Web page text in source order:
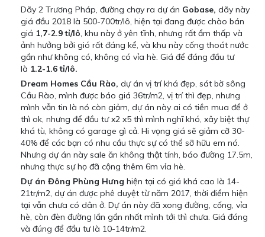
Dãy 2 Trương Pháp, đường chạy ra dự án Gobase, dãy này
giá đầu 2018 là 500-700tr/lô, hiện tại đang được chào bán
giá 1,7-2.9 tỉ/lô , khu này ở yên tĩnh, nhưng rất ẩm thấp và
ảnh hưởng bởi gió rất đáng kể, và khu này cống thoát nước
gần như không có, không có vỉa hè. Giá để đáng đầu tư
là 1.2-1.6 tỉ/lô.
Dream Homes Cầu Rào, dự án vị trí khá đẹp, sát bờ sông
Cầu Rào, mình được báo giá 36tr/m2, vị trí thì đẹp, nhưng
mình vẫn tin là nó còn giảm, dự án này ai có tiền mua để ở
thì ok, nhưng để đầu tư x2 x5 thì mình nghĩ khó, xây biệt thự
khá tù, không có garage gì cả. Hi vọng giá sẽ giảm cỡ 30-
40% để các bạn có nhu cầu thực sự có thể sỡ hữu em nó.
Nhưng dự án này sale ăn không thật tính, báo đường 17.5m,
nhưng thực sự họ đã cộng thêm 6m vỉa hè.
Dự án Đông Phùng Hưng hiện tại có giá khá cao là 14-
21tr/m2, dự án được phê duyệt từ năm 2017, thời điểm hiện
tại vẫn chưa có dân ở. Dự án này đã xong đường, cống, vỉa
hè, còn đèn đường lần gần nhất mình tới thì chưa. Giá đáng
và đúng để đầu tư là 10-14tr/m2.